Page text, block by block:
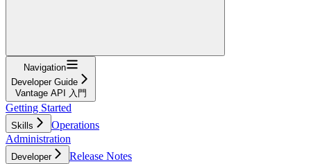
Navigation
Developer Guide
Vantage API 入門
Getting Started
Skills
Operations
Administration
Developer Release Notes